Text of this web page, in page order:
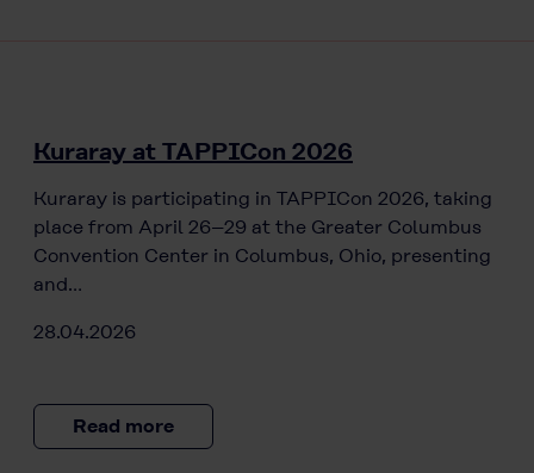
Kuraray at TAPPICon 2026
Kuraray is participating in TAPPICon 2026, taking
place from April 26–29 at the Greater Columbus
Convention Center in Columbus, Ohio, presenting
and…
28.04.2026
Read more